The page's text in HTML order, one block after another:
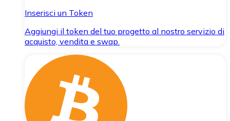
Inserisci un Token
Aggiungi il token del tuo progetto al nostro servizio di
acquisto, vendita e swap.